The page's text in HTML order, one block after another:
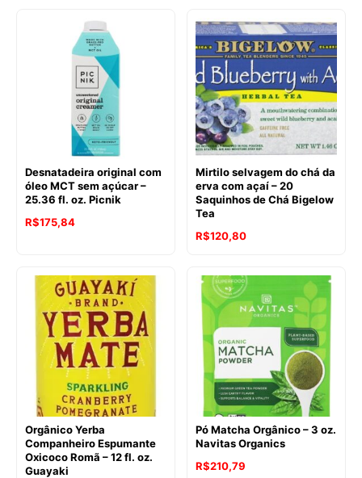
atual
é:
R$136,10.
era:
R$214,70.
é:
R$159,15.
Desnatadeira original com
óleo MCT sem açúcar –
25.36 fl. oz. Picnik
R$175,84
Mirtilo selvagem do chá da
erva com açaí – 20
Saquinhos de Chá Bigelow
Tea
R$120,80
Orgânico Yerba
Companheiro Espumante
Oxicoco Romã – 12 fl. oz.
Guayaki
Pó Matcha Orgânico – 3 oz.
Navitas Organics
R$210,79